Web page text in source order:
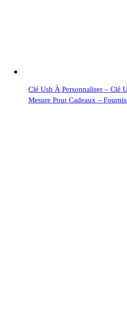
Clé Usb À Personnaliser – Clé
Mesure Pour Cadeaux –